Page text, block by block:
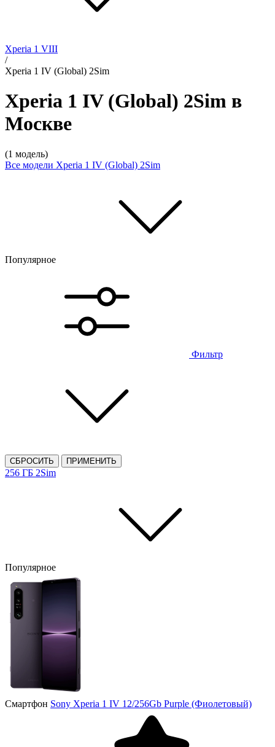
Xperia 1 VIII
/
Xperia 1 IV (Global) 2Sim
Xperia 1 IV (Global) 2Sim в
Москве
(1 модель)
Все модели Xperia 1 IV (Global) 2Sim
Популярное
Фильтр
СБРОСИТЬ ПРИМЕНИТЬ
256 ГБ 2Sim
Популярное
Смартфон Sony Xperia 1 IV 12/256Gb Purple (Фиолетовый)